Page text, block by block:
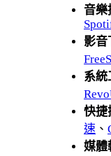
音樂
影音
系統
快捷
速 、
媒體